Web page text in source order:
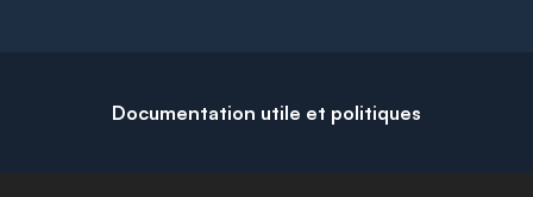
Documentation utile et politiques